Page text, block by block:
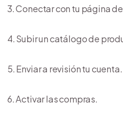
Conectar con tu página
Subir un catálogo de
Enviar a revisión tu cuenta.
Activar las compras.